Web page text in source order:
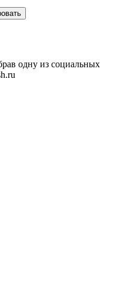
одну из социальных